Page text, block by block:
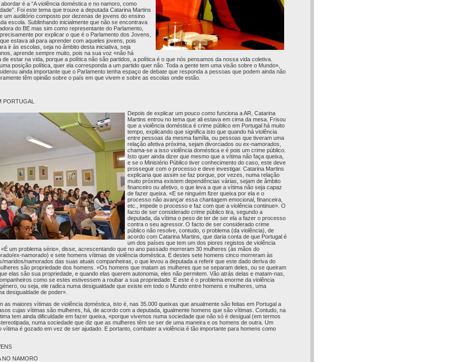
é a “A violência doméstica e no namoro, como
Foi este tema que trouxe a deputada Catarina Martins
um auditório composto por dezenas de jovens do ensino
escola. Sublinhando inicialmente que não se encontrava
do BE mas sim como representante do Parlamento,
por explicar o que é o Parlamento dos Jovens,
estava ali para aprender com aqueles jovens, pois
ir às escolas, seja no âmbito desta iniciativa, seja
aprende sempre muito, pois na sua voz «não há
de estar na vida, porque a política não são partidos, a política é o que nós pensamos da nossa vida coletiva.
posição política, quer ela corresponda a um partido quer não. Toda a gente tem uma visão sobre o Mundo»,
ainda importante que o Parlamento tenha espaço de debate que responda a pessoas que podem ainda não
têm opinião sobre o país em que vivem e sobre as escolas onde estão.
PORTUGAL
Depois de explicar um pouco como funciona a AR, Catarina
Martins entrou no tema que ali estava em cima da mesa. Frisou
que a violência doméstica é crime público em Portugal há muito
tempo, explicando que significa isto que quando há violência
entre pessoas da mesma família, ou pessoas que tiveram uma
relação afetiva próxima, sejam divorciados ou ex-namorados,
chama-se a isso violência doméstica e é pois um crime público.
Isto quer ainda dizer que mesmo que a vítima não faça queixa,
e se o Ministério Público tiver conhecimento do caso, este deve
prosseguir com o processo e deve investigar. Catarina Martins
explicaria que assim se faz porque, por vezes, numa relação
muito próxima existem dependências várias, sejam de âmbito
financeiro ou afetivo, o que leva a que a vítima não seja capaz
de fazer queixa. «E se ninguém fizer queixa por ela e o
processo não avançar essa chantagem emocional, financeira,
etc., impede o processo e faz com que a violência continue». O
facto de ser considerado crime público tira, segundo a
deputada, da vítima o peso de ter de ser ela a fazer o processo
contra o seu agressor. O facto de ser considerado crime
público não resolve, contudo, o problema (da violência), de
acordo com Catarina Martins, que daria conta de que Portugal é
um dos países que tem um dos piores registos de violência
um problema sério», disse, acrescentando que no ano passado morreram 30 mulheres (às mãos do
ex-namorado) e sete homens vítimas de violência doméstica. E destes sete homens cinco morreram às
maridos/namorados das suas atuais companheiras, o que levou a deputada a referir que este dado deriva do
são propriedade dos homens. «Os homens que matam as mulheres que se separam deles, ou se queiram
elas são sua propriedade, e quando elas querem autonomia, eles não permitem. Vão atrás delas e matam-nas,
como se estes estivessem a roubar a sua propriedade. E este é o problema enorme da violência
ou seja, ele radica numa desigualdade que existe em todo o Mundo entre homens e mulheres, uma
desigualdade de poder».
as maiores vítimas de violência doméstica, isto é, nas 35.000 queixas que anualmente são feitas em Portugal a
cujas vítimas são mulheres, há, de acordo com a deputada, igualmente homens que são vítimas. Contudo, na
tem ainda dificuldade em fazer queixa, «porque vivemos numa sociedade que não só é desigual (em termos
numa sociedade que diz que as mulheres têm se ser de uma maneira e os homens de outra. Um
vítima é gozado em vez de ser ajudado. E portanto, combater a violência é tão importante para homens como
NO NAMORO